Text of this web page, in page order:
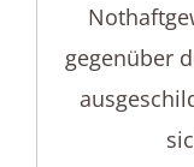
gegenüber